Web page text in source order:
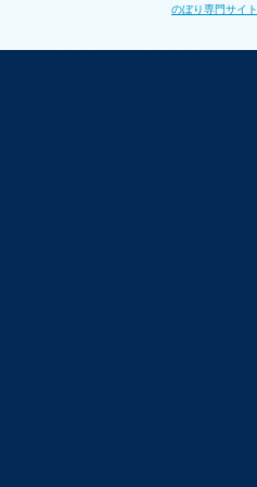
のぼり専門サイト